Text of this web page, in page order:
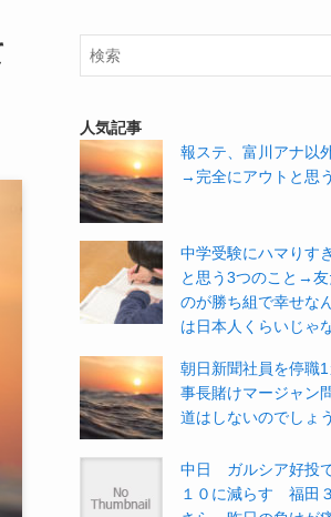
人気記事
報ステ、富川アナ以
→完全にアウトと思う
中学受験にハマりす
と思う3つのこと→
のが勝ち組で幸せな
は日本人くらいじゃ
朝日新聞社員を停
事長賭けマージャン
道はしないのでしょ
中日 ガルシア好投
１０に減らす 福田